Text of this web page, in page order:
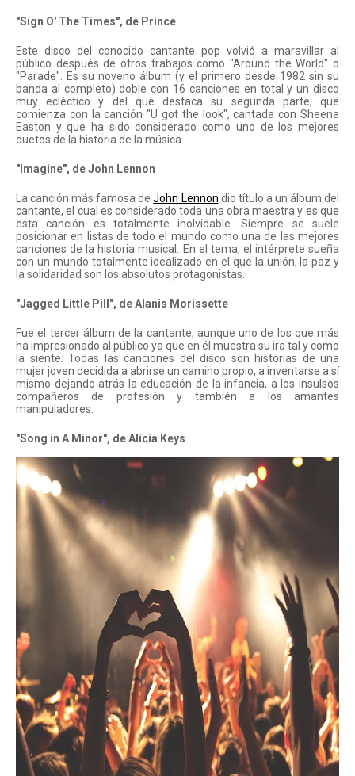
"Sign O' The Times", de Prince
Este disco del conocido cantante pop volvió a maravillar al
público después de otros trabajos como "Around the World" o
"Parade". Es su noveno álbum (y el primero desde 1982 sin su
banda al completo) doble con 16 canciones en total y un disco
muy ecléctico y del que destaca su segunda parte, que
comienza con la canción "U got the look", cantada con Sheena
Easton y que ha sido considerado como uno de los mejores
duetos de la historia de la música.
"Imagine", de John Lennon
La canción más famosa de John Lennon dio título a un álbum del
cantante, el cual es considerado toda una obra maestra y es que
esta canción es totalmente inolvidable. Siempre se suele
posicionar en listas de todo el mundo como una de las mejores
canciones de la historia musical. En el tema, el intérprete sueña
con un mundo totalmente idealizado en el que la unión, la paz y
la solidaridad son los absolutos protagonistas.
"Jagged Little Pill", de Alanis Morissette
Fue el tercer álbum de la cantante, aunque uno de los que más
ha impresionado al público ya que en él muestra su ira tal y como
la siente. Todas las canciones del disco son historias de una
mujer joven decidida a abrirse un camino propio, a inventarse a sí
mismo dejando atrás la educación de la infancia, a los insulsos
compañeros de profesión y también a los amantes
manipuladores.
"Song in A Minor", de Alicia Keys